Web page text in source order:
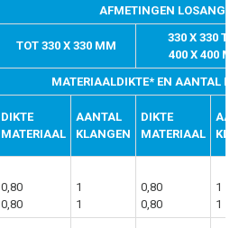
AFMETINGEN
TOT 330 X 330 MM
330 X 330
400 X 400
MATERIAALDIKTE* EN AANTAL
DIKTE
MATERIAAL
AANTAL
KLANGEN
DIKTE
MATERIAAL
0,80
0,80
1
1
0,80
0,80
1
1